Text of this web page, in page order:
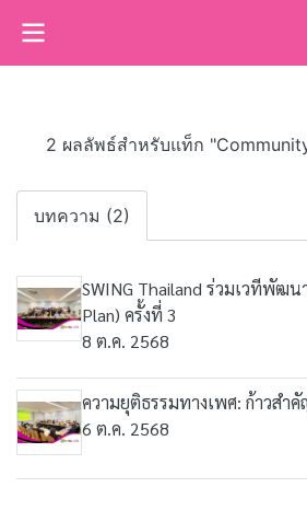
2 ผลลัพธ์สำหรับแท็ก
บทความ (2)
SWING Thailand ร่วมเวทีพัฒ
Plan) ครั้งที่ 3
8 ต.ค. 2568
ความยุติธรรมทางเพศ: ก้าวสำ
6 ต.ค. 2568